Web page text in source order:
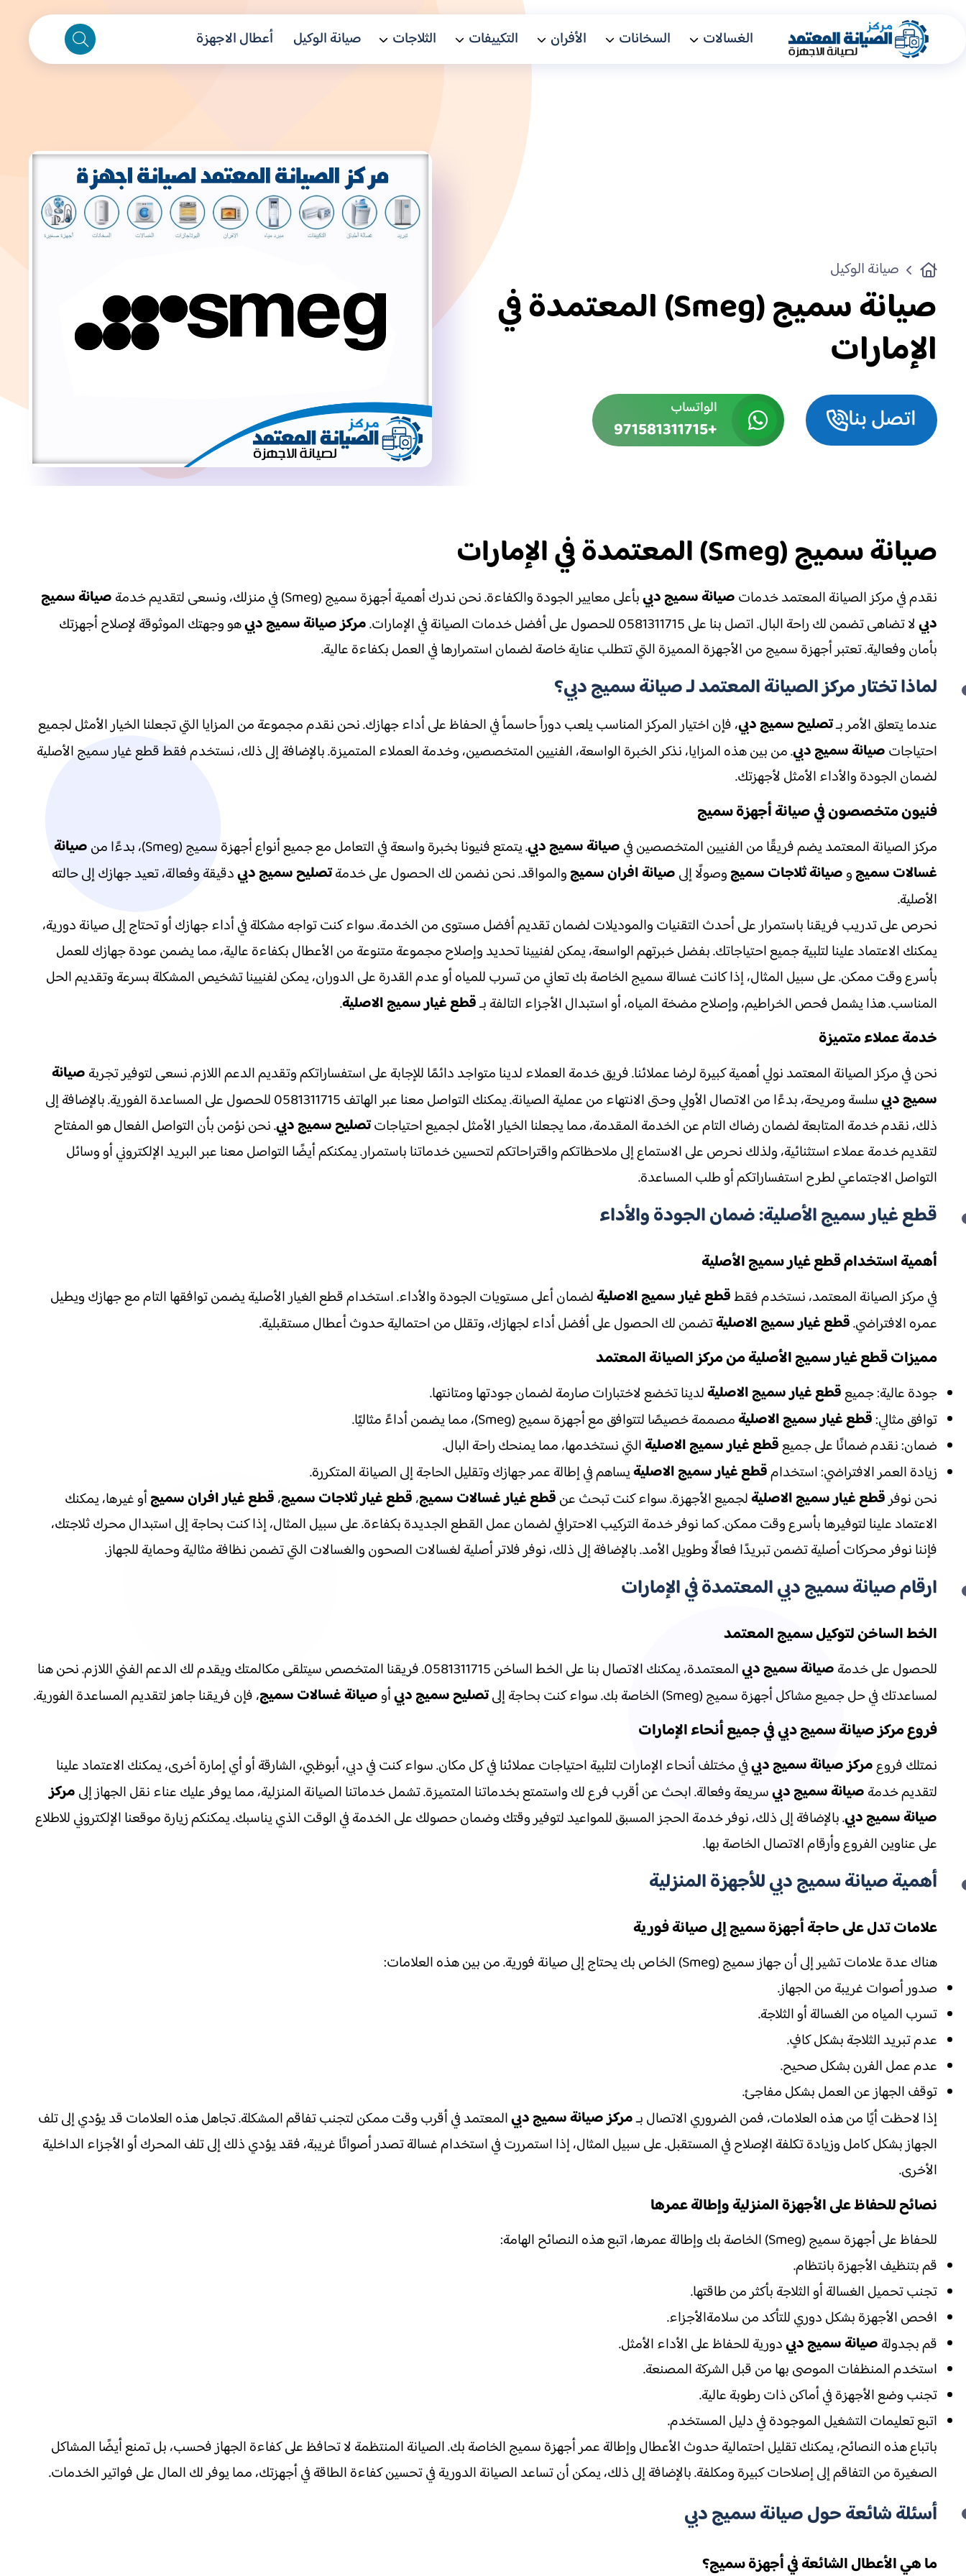
الغسالات السخانات الأفران التكييفات الثلاجات صيانة الوكيل أعطال الاجهزة
صيانة الوكيل
صيانة سميج (Smeg) المعتمدة في
الإمارات
اتصل بنا الواتساب
+971581311715
صيانة سميج (Smeg) المعتمدة في الإمارات
نقدم في مركز الصيانة المعتمد خدماتصيانة سميج دبيبأعلى معايير الجودة والكفاءة. نحن ندرك أهمية أجهزة سميج (Smeg) في منزلك، ونسعى لتقديم خدمة
صيانة سميج
دبيلا تضاهى تضمن لك راحة البال. اتصل بنا على 0581311715 للحصول على أفضل خدمات الصيانة في الإمارات. مركز صيانة سميج دبيهو وجهتك الموثوقة لإصلاح أجهزتك
بأمان وفعالية. تعتبر أجهزة سميج من الأجهزة المميزة التي تتطلب عناية خاصة لضمان استمرارها في العمل بكفاءة عالية.
لماذا تختار مركز الصيانة المعتمد لـ صيانة سميج دبي؟
عندما يتعلق الأمر بـتصليح سميج دبي، فإن اختيار المركز المناسب يلعب دوراً حاسماً في الحفاظ على أداء جهازك. نحن نقدم مجموعة من المزايا التي تجعلنا الخيار الأمثل لجميع
احتياجاتصيانة سميج دبي. من بين هذه المزايا، نذكر الخبرة الواسعة، الفنيين المتخصصين، وخدمة العملاء المتميزة. بالإضافة إلى ذلك، نستخدم فقط قطع غيار سميج الأصلية
لضمان الجودة والأداء الأمثل لأجهزتك.
فنيون متخصصون في صيانة أجهزة سميج
مركز الصيانة المعتمد يضم فريقًا من الفنيين المتخصصين فيصيانة سميج دبي. يتمتع فنيونا بخبرة واسعة في التعامل مع جميع أنواع أجهزة سميج (Smeg)، بدءًا من
صيانة
غسالات سميجوصيانة ثلاجات سميجوصولًا إلىصيانة افران سميجوالمواقد. نحن نضمن لك الحصول على خدمةتصليح سميج دبيدقيقة وفعالة، تعيد جهازك إلى حالته
الأصلية.
نحرص على تدريب فريقنا باستمرار على أحدث التقنيات والموديلات لضمان تقديم أفضل مستوى من الخدمة. سواء كنت تواجه مشكلة في أداء جهازك أو تحتاج إلى صيانة دورية،
يمكنك الاعتماد علينا لتلبية جميع احتياجاتك. بفضل خبرتهم الواسعة، يمكن لفنيينا تحديد وإصلاح مجموعة متنوعة من الأعطال بكفاءة عالية، مما يضمن عودة جهازك للعمل
بأسرع وقت ممكن. على سبيل المثال، إذا كانت غسالة سميج الخاصة بك تعاني من تسرب للمياه أو عدم القدرة على الدوران، يمكن لفنيينا تشخيص المشكلة بسرعة وتقديم الحل
المناسب. هذا يشمل فحص الخراطيم، وإصلاح مضخة المياه، أو استبدال الأجزاء التالفة بـقطع غيار سميج الاصلية.
خدمة عملاء متميزة
نحن في مركز الصيانة المعتمد نولي أهمية كبيرة لرضا عملائنا. فريق خدمة العملاء لدينا متواجد دائمًا للإجابة على استفساراتكم وتقديم الدعم اللازم. نسعى لتوفير تجربةصيانة
سميج دبي
سلسة ومريحة، بدءًا من الاتصال الأولي وحتى الانتهاء من عملية الصيانة. يمكنك التواصل معنا عبر الهاتف 0581311715 للحصول على المساعدة الفورية. بالإضافة إلى
ذلك، نقدم خدمة المتابعة لضمان رضاك التام عن الخدمة المقدمة، مما يجعلنا الخيار الأمثل لجميع احتياجاتتصليح سميج دبي. نحن نؤمن بأن التواصل الفعال هو المفتاح
لتقديم خدمة عملاء استثنائية، ولذلك نحرص على الاستماع إلى ملاحظاتكم واقتراحاتكم لتحسين خدماتنا باستمرار. يمكنكم أيضًا التواصل معنا عبر البريد الإلكتروني أو وسائل
التواصل الاجتماعي لطرح استفساراتكم أو طلب المساعدة.
قطع غيار سميج الأصلية: ضمان الجودة والأداء
أهمية استخدام قطع غيار سميج الأصلية
في مركز الصيانة المعتمد، نستخدم فقطقطع غيار سميج الاصليةلضمان أعلى مستويات الجودة والأداء. استخدام قطع الغيار الأصلية يضمن توافقها التام مع جهازك ويطيل
عمره الافتراضي.قطع غيار سميج الاصليةتضمن لك الحصول على أفضل أداء لجهازك، وتقلل من احتمالية حدوث أعطال مستقبلية.
مميزات قطع غيار سميج الأصلية من مركز الصيانة المعتمد
جودة عالية: جميعقطع غيار سميج الاصليةلدينا تخضع لاختبارات صارمة لضمان جودتها ومتانتها.
توافق مثالي:قطع غيار سميج الاصليةمصممة خصيصًا لتتوافق مع أجهزة سميج (Smeg)، مما يضمن أداءً مثاليًا.
ضمان: نقدم ضمانًا على جميعقطع غيار سميج الاصليةالتي نستخدمها، مما يمنحك راحة البال.
زيادة العمر الافتراضي: استخدامقطع غيار سميج الاصليةيساهم في إطالة عمر جهازك وتقليل الحاجة إلى الصيانة المتكررة.
نحن نوفرقطع غيار سميج الاصليةلجميع الأجهزة. سواء كنت تبحث عنقطع غيار غسالات سميج،قطع غيار ثلاجات سميج،قطع غيار افران سميجأو غيرها، يمكنك
الاعتماد علينا لتوفيرها بأسرع وقت ممكن. كما نوفر خدمة التركيب الاحترافي لضمان عمل القطع الجديدة بكفاءة. على سبيل المثال، إذا كنت بحاجة إلى استبدال محرك ثلاجتك،
فإننا نوفر محركات أصلية تضمن تبريدًا فعالًا وطويل الأمد. بالإضافة إلى ذلك، نوفر فلاتر أصلية لغسالات الصحون والغسالات التي تضمن نظافة مثالية وحماية للجهاز.
ارقام صيانة سميج دبي المعتمدة في الإمارات
الخط الساخن لتوكيل سميج المعتمد
للحصول على خدمةصيانة سميج دبي
المعتمدة، يمكنك الاتصال بنا على الخط الساخن 0581311715. فريقنا المتخصص سيتلقى مكالمتك ويقدم لك الدعم الفني اللازم. نحن هنا
لمساعدتك في حل جميع مشاكل أجهزة سميج (Smeg) الخاصة بك. سواء كنت بحاجة إلى
تصليح سميج دبيأوصيانة غسالات سميج، فإن فريقنا جاهز لتقديم المساعدة الفورية.
فروع مركز صيانة سميج دبي في جميع أنحاء الإمارات
نمتلك فروعمركز صيانة سميج دبيفي مختلف أنحاء الإمارات لتلبية احتياجات عملائنا في كل مكان. سواء كنت في دبي، أبوظبي، الشارقة أو أي إمارة أخرى، يمكنك الاعتماد علينا
لتقديم خدمةصيانة سميج دبيسريعة وفعالة. ابحث عن أقرب فرع لك واستمتع بخدماتنا المتميزة. تشمل خدماتنا الصيانة المنزلية، مما يوفر عليك عناء نقل الجهاز إلىمركز
صيانة سميج دبي. بالإضافة إلى ذلك، نوفر خدمة الحجز المسبق للمواعيد لتوفير وقتك وضمان حصولك على الخدمة في الوقت الذي يناسبك. يمكنكم زيارة موقعنا الإلكتروني للاطلاع
على عناوين الفروع وأرقام الاتصال الخاصة بها.
أهمية صيانة سميج دبي للأجهزة المنزلية
علامات تدل على حاجة أجهزة سميج إلى صيانة فورية
هناك عدة علامات تشير إلى أن جهاز سميج (Smeg) الخاص بك يحتاج إلى صيانة فورية. من بين هذه العلامات:
صدور أصوات غريبة من الجهاز.
تسرب المياه من الغسالة أو الثلاجة.
عدم تبريد الثلاجة بشكل كافٍ.
عدم عمل الفرن بشكل صحيح.
توقف الجهاز عن العمل بشكل مفاجئ.
إذا لاحظت أيًا من هذه العلامات، فمن الضروري الاتصال بـمركز صيانة سميج دبيالمعتمد في أقرب وقت ممكن لتجنب تفاقم المشكلة. تجاهل هذه العلامات قد يؤدي إلى تلف
الجهاز بشكل كامل وزيادة تكلفة الإصلاح في المستقبل. على سبيل المثال، إذا استمررت في استخدام غسالة تصدر أصواتًا غريبة، فقد يؤدي ذلك إلى تلف المحرك أو الأجزاء الداخلية
الأخرى.
نصائح للحفاظ على الأجهزة المنزلية وإطالة عمرها
للحفاظ على أجهزة سميج (Smeg) الخاصة بك وإطالة عمرها، اتبع هذه النصائح الهامة:
قم بتنظيف الأجهزة بانتظام.
تجنب تحميل الغسالة أو الثلاجة بأكثر من طاقتها.
افحص الأجهزة بشكل دوري للتأكد من سلامةالأجزاء.
قم بجدولةصيانة سميج دبيدورية للحفاظ على الأداء الأمثل.
استخدم المنظفات الموصى بها من قبل الشركة المصنعة.
تجنب وضع الأجهزة في أماكن ذات رطوبة عالية.
اتبع تعليمات التشغيل الموجودة في دليل المستخدم.
باتباع هذه النصائح، يمكنك تقليل احتمالية حدوث الأعطال وإطالة عمر أجهزة سميج الخاصة بك. الصيانة المنتظمة لا تحافظ على كفاءة الجهاز فحسب، بل تمنع أيضًا المشاكل
الصغيرة من التفاقم إلى إصلاحات كبيرة ومكلفة. بالإضافة إلى ذلك، يمكن أن تساعد الصيانة الدورية في تحسين كفاءة الطاقة في أجهزتك، مما يوفر لك المال على فواتير الخدمات.
أسئلة شائعة حولصيانة سميج دبي
ما هي الأعطال الشائعة في أجهزة سميج؟